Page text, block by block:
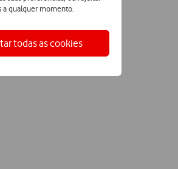
a qualquer momento.
todas as cookies